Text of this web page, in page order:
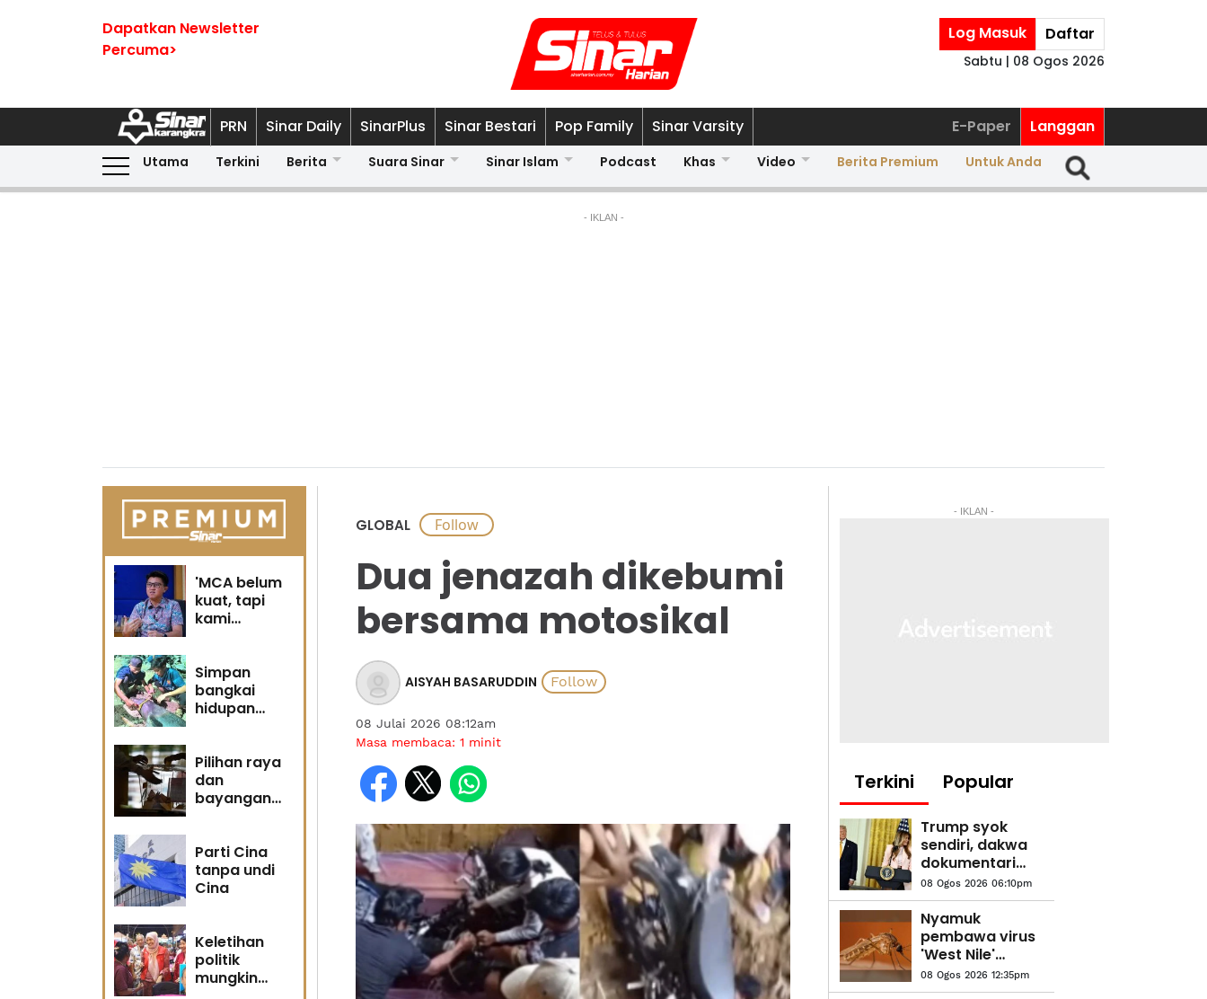
Dapatkan Newsletter
Percuma>
Log Masuk Daftar
Sabtu | 08 Ogos 2026
PRN Sinar Daily SinarPlus Sinar Bestari Pop Family Sinar Varsity E-Paper Langgan
Utama Terkini Berita Suara Sinar Sinar Islam Podcast Khas Video Berita Premium Untuk Anda
- IKLAN -
'MCA belum
kuat, tapi
kami
Simpan
bangkai
hidupan
Pilihan raya
dan
bayangan
Parti Cina
tanpa undi
Cina
Keletihan
politik
mungkin
GLOBAL
Dua jenazah dikebumi
bersama motosikal
AISYAH BASARUDDIN
08 Julai 2026 08:12am
Masa membaca: 1 minit
- IKLAN -
Terkini Popular
Trump syok
sendiri, dakwa
dokumentari
Melania ‘filem
nombor satu
tahun ini’
08 Ogos 2026 06:10pm
Nyamuk
pembawa virus
'West Nile'
dikesan di Israel
08 Ogos 2026 12:35pm